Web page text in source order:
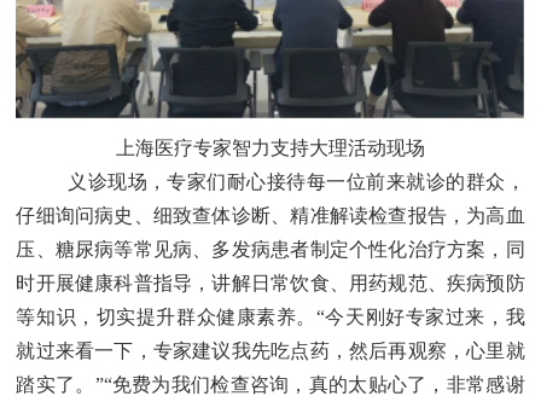
上海医疗专家智力支持大理活动现场
义诊现场，专家们耐心接待每一位前来就诊的群众，
仔细询问病史、细致查体诊断、精准解读检查报告，为高血
压、糖尿病等常见病、多发病患者制定个性化治疗方案，同
时开展健康科普指导，讲解日常饮食、用药规范、疾病预防
等知识，切实提升群众健康素养。 “今天刚好专家过来，我
就过来看一下，专家建议我先吃点药，然后再观察，心里就
踏实了。”“免费为我们检查咨询，真的太贴心了，非常感谢